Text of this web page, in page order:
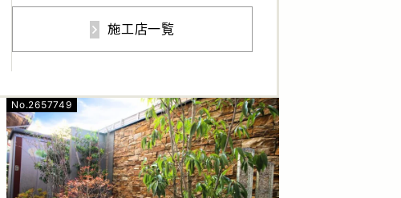
施工店一覧
No.2657749